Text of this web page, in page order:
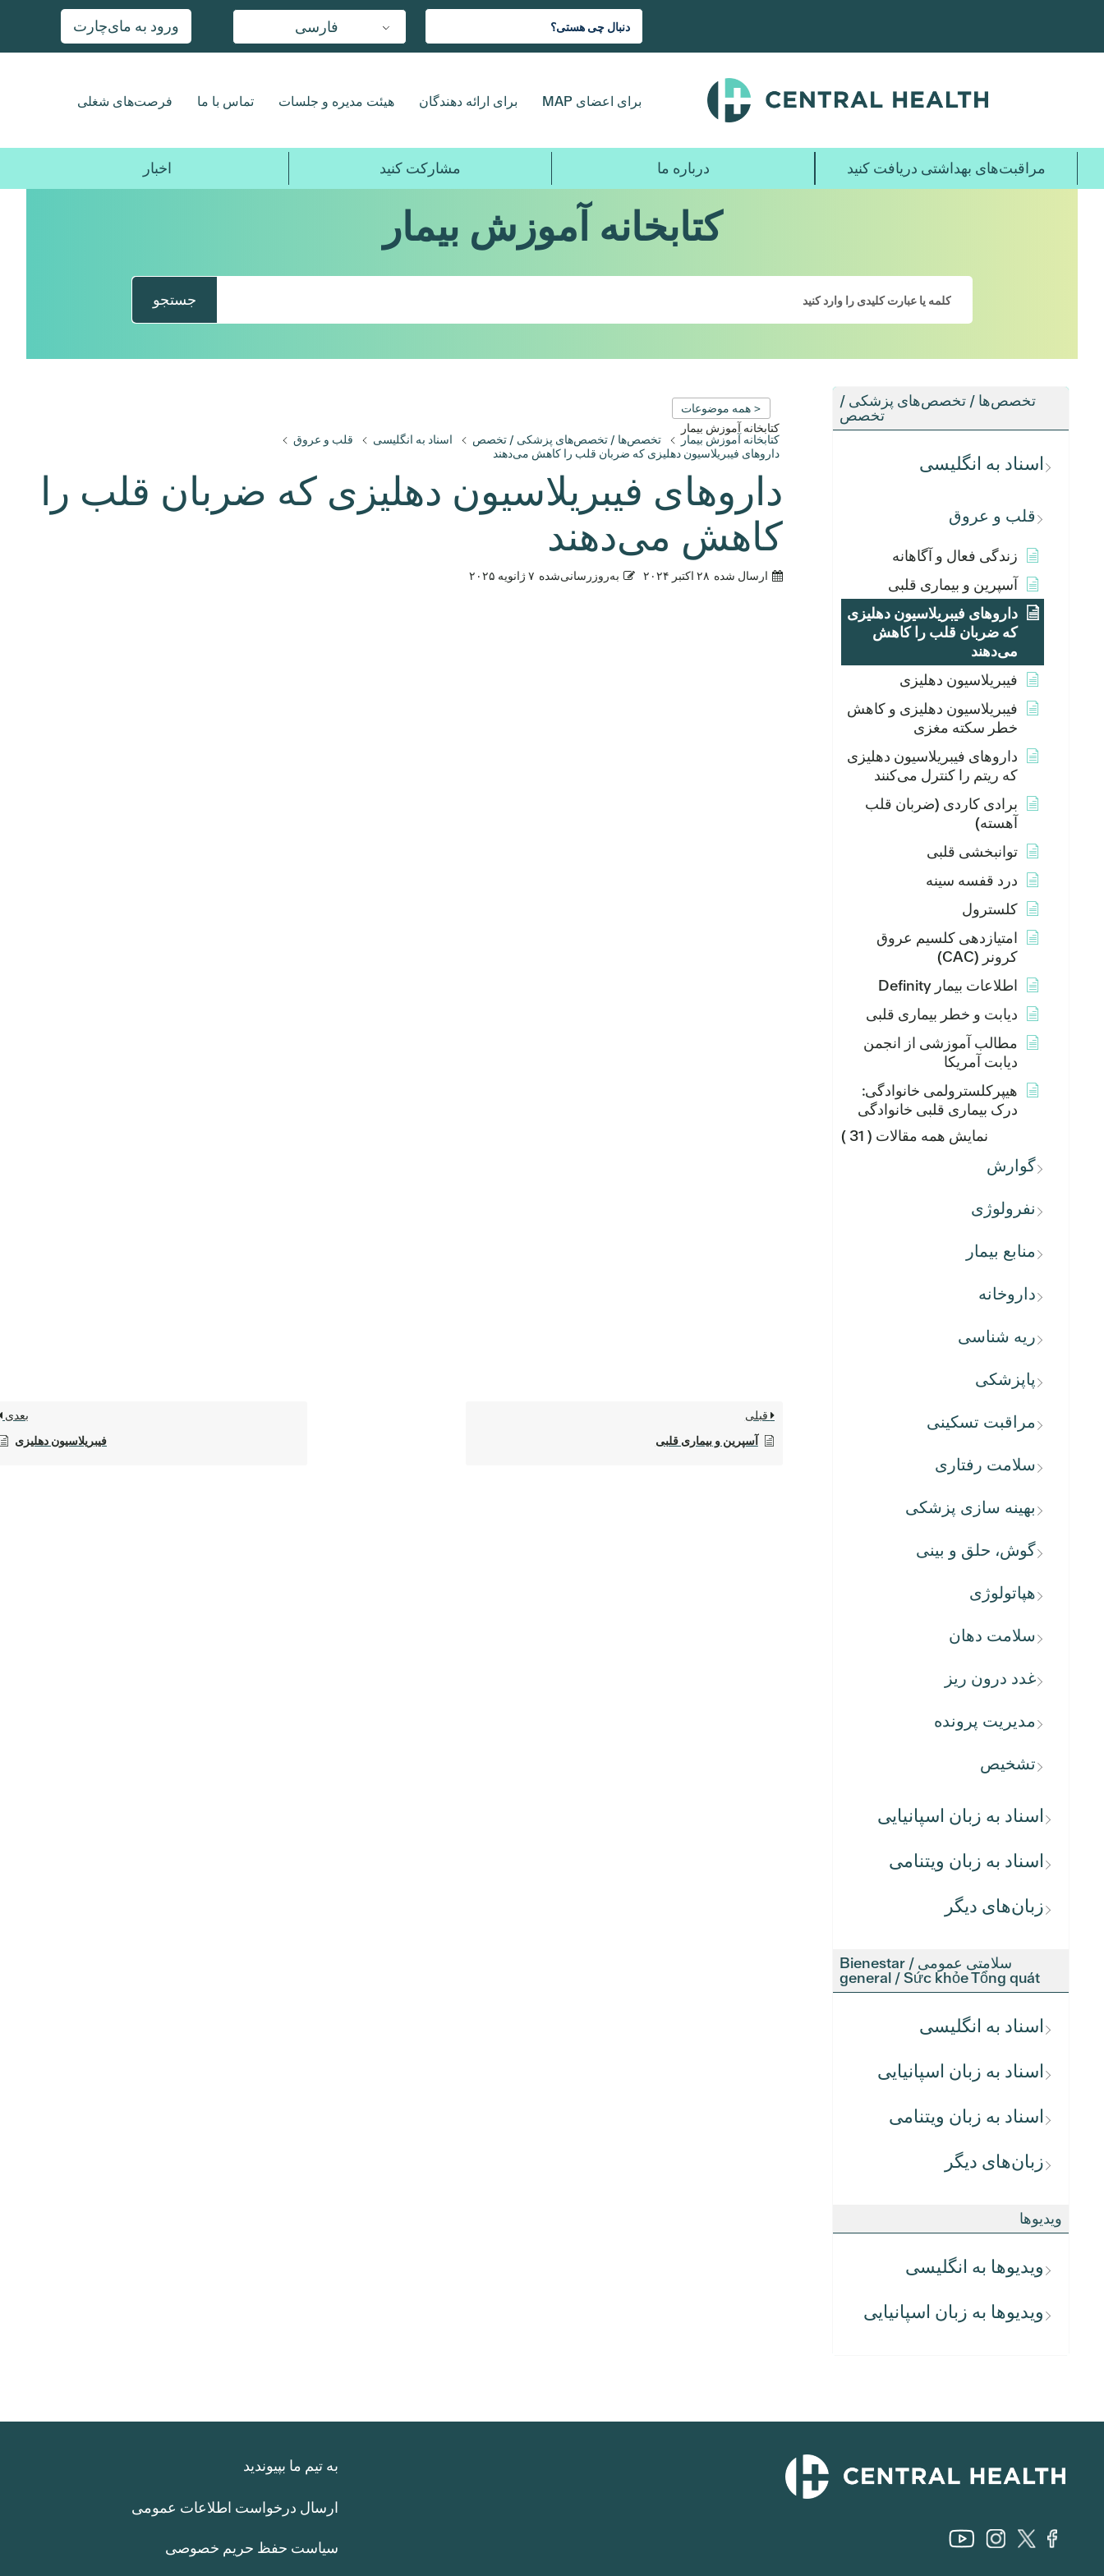
محتوای
فارسی ورود به مای‌چارت
برای اعضای MAP برای ارائه دهندگان هیئت مدیره و جلسات تماس با ما فرصت‌های شغلی
مراقبت‌های بهداشتی دریافت کنید درباره ما مشارکت کنید اخبار
کتابخانه آموزش بیمار
جستجو
تخصص‌ها / تخصص‌های پزشکی /
تخصص
اسناد به انگلیسی
قلب و عروق
زندگی فعال و آگاهانه
آسپرین و بیماری قلبی
داروهای فیبریلاسیون دهلیزی
که ضربان قلب را کاهش
می‌دهند
فیبریلاسیون دهلیزی
فیبریلاسیون دهلیزی و کاهش
خطر سکته مغزی
داروهای فیبریلاسیون دهلیزی
که ریتم را کنترل می‌کنند
برادی کاردی (ضربان قلب
آهسته)
توانبخشی قلبی
درد قفسه سینه
کلسترول
امتیازدهی کلسیم عروق
کرونر (CAC)
اطلاعات بیمار Definity
دیابت و خطر بیماری قلبی
مطالب آموزشی از انجمن
دیابت آمریکا
هیپرکلسترولمی خانوادگی:
درک بیماری قلبی خانوادگی
نمایش همه مقالات ( 31 )
گوارش
نفرولوژی
منابع بیمار
داروخانه
ریه شناسی
پاپزشکی
مراقبت تسکینی
سلامت رفتاری
بهینه سازی پزشکی
گوش، حلق و بینی
هپاتولوژی
سلامت دهان
غدد درون ریز
مدیریت پرونده
تشخیص
اسناد به زبان اسپانیایی
اسناد به زبان ویتنامی
زبان‌های دیگر
سلامتی عمومی / Bienestar
general / Sức khỏe Tổng quát
اسناد به انگلیسی
اسناد به زبان اسپانیایی
اسناد به زبان ویتنامی
زبان‌های دیگر
ویدیوها
ویدیوها به انگلیسی
ویدیوها به زبان اسپانیایی
< همه موضوعات
کتابخانه آموزش بیمار
کتابخانه آموزش بیمار تخصص‌ها / تخصص‌های پزشکی / تخصص اسناد به انگلیسی
قلب و عروق
داروهای فیبریلاسیون دهلیزی که ضربان قلب را کاهش می‌دهند
داروهای فیبریلاسیون دهلیزی که ضربان قلب را
کاهش می‌دهند
ارسال شده ۲۸ اکتبر ۲۰۲۴ به‌روزرسانی‌شده ۷ ژانویه ۲۰۲۵
قبلی
آسپرین و بیماری قلبی
بعدی
فیبریلاسیون دهلیزی
به تیم ما بپیوندید
ارسال درخواست اطلاعات عمومی
سیاست حفظ حریم خصوصی